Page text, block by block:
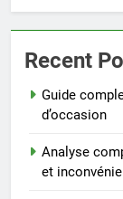
Recent
Guide
d’occasion
Analyse
et